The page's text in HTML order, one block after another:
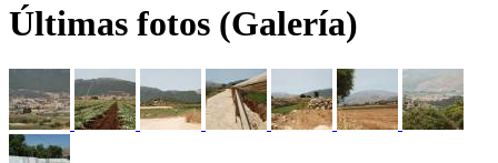
Últimas fotos (Galería)